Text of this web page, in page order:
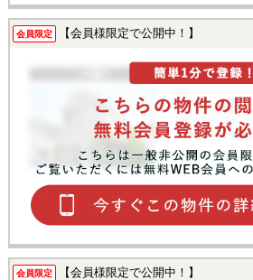
会員限定 【会員様限定で公開中！】
会員限定 【会員様限定で公開中！】